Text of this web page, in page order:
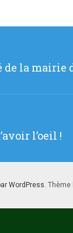
la mairie
l’oeil !
WordPress. Thème